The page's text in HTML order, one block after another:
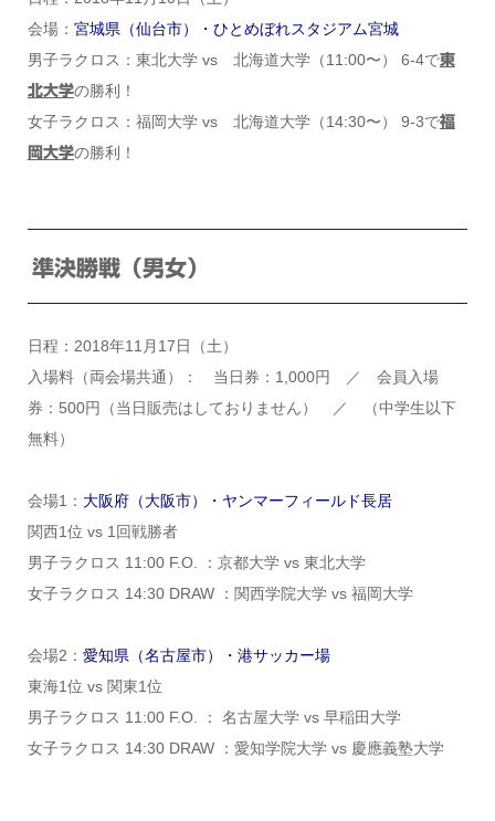
会場： 宮城県（仙台市）・ひとめぼれスタジアム宮城
男子ラクロス：東北大学 vs 北海道大学（11:00〜） 6-4で東
北大学の勝利！
女子ラクロス：福岡大学 vs 北海道大学（14:30〜） 9-3で福
岡大学の勝利！
準決勝戦（男女）
日程：2018年11月17日（土）
入場料（両会場共通）： 当日券：1,000円 ／ 会員入場
券：500円（当日販売はしておりません） ／ （中学生以下
無料）
会場1： 大阪府（大阪市）・ヤンマーフィールド長居
関西1位 vs 1回戦勝者
男子ラクロス 11:00 F.O. ：京都大学 vs 東北大学
女子ラクロス 14:30 DRAW ：関西学院大学 vs 福岡大学
会場2： 愛知県（名古屋市）・港サッカー場
東海1位 vs 関東1位
男子ラクロス 11:00 F.O. ： 名古屋大学 vs 早稲田大学
女子ラクロス 14:30 DRAW ：愛知学院大学 vs 慶應義塾大学